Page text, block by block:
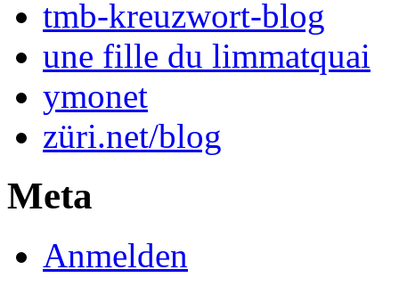
tmb-kreuzwort-blog
une fille du limmatquai
ymonet
züri.net/blog
Meta
Anmelden